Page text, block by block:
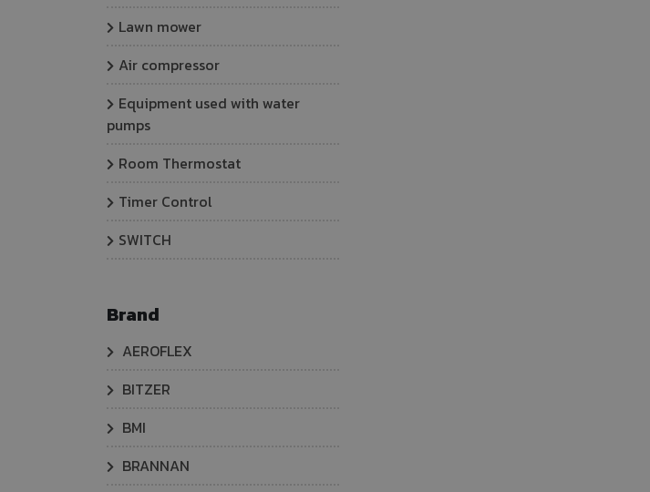
Lawn mower
Air compressor
Equipment used with water
pumps
Room Thermostat
Timer Control
SWITCH
Brand
AEROFLEX
BITZER
BMI
BRANNAN